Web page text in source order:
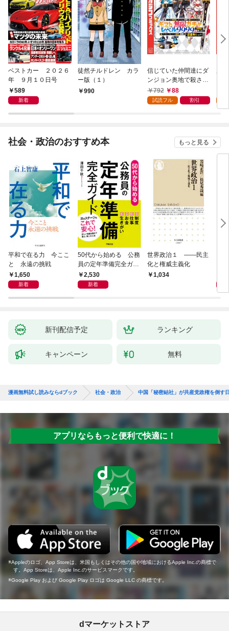
ベストカー ２０２６
年 ９月１０日号
589
新着
徒然チルドレン カラ
ー版（１）
990
信じていた仲間達にダ
ンジョン奥地で殺され
かけたがギフト『無限
ガチャ』でレベル９９
『ざまぁ！』します！
792 88
試読フル 割引
社会・政治のおすすめ本 もっと見る
平和で在る力 今ここ
と 永遠の挑戦
1,650
新着
50代から始める 公務
員の定年準備完全ガイ
ド2,530
新着
世界政治１ ――民主
化と権威主義化
1,034
新刊配信予定 ランキング
キャンペーン 無料
漫画無料試し読みならdブック 社会・政治 中国「秘密結社」が共産党政権を倒す
アプリならもっと便利で快適に！
Appleのロゴ、App Storeは、米国もしくはその他の国や地域におけるApple Inc.の商標で
す。App Storeは、Apple Inc.のサービスマークです。
Google Play および Google Play ロゴは Google LLC の商標です。
dマーケットストア